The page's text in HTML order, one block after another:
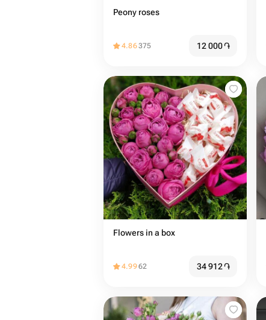
Peony roses
4.86375 12 000֏
Flowers in a box
4.9962 34 912֏